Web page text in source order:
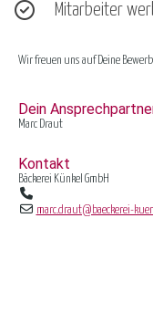
Mitarbeiter
Wir freuen uns auf Deine
Dein
Marc Draut
Kontakt
Bäckerei Künkel GmbH
marc.draut@baeckerei-